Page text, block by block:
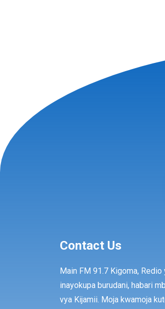
Contact Us
Main FM 91.7 Kigoma,
inayokupa burudani, habari
vya Kijamii. Moja kwamoja